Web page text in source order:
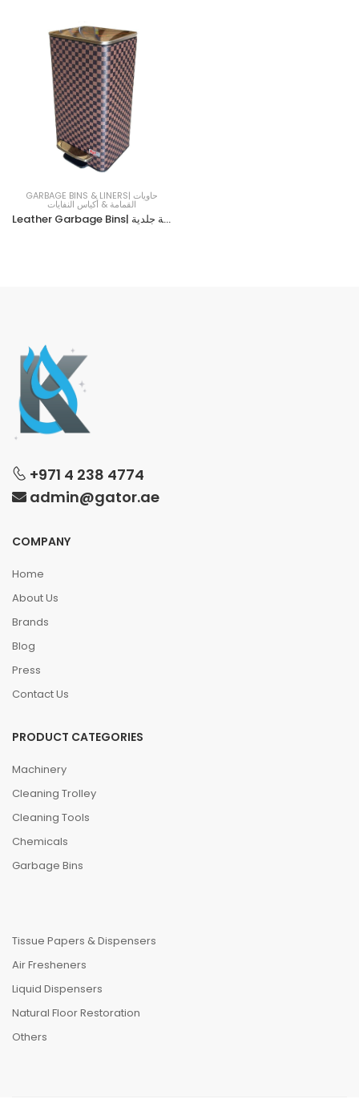
GARBAGE BINS & LINERS| حاويات
القمامة & أكياس النفايات
Leather Garbage Bins| حاويات قمامة جلدية
+971 4 238 4774
admin@gator.ae
COMPANY
Home
About Us
Brands
Blog
Press
Contact Us
PRODUCT CATEGORIES
Machinery
Cleaning Trolley
Cleaning Tools
Chemicals
Garbage Bins
Tissue Papers & Dispensers
Air Fresheners
Liquid Dispensers
Natural Floor Restoration
Others